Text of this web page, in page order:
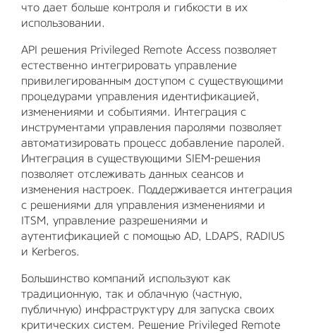
что дает больше контроля и гибкости в их
использовании.
API решения Privileged Remote Access позволяет
естественно интегрировать управление
привилегированным доступом с существующими
процедурами управления идентификацией,
изменениями и событиями. Интеграция с
инструментами управления паролями позволяет
автоматизировать процесс добавление паролей.
Интеграция в существующими SIEM-решения
позволяет отслеживать данных сеансов и
изменения настроек. Поддерживается интеграция
с решениями для управления изменениями и
ITSM, управление разрешениями и
аутентификацией с помощью AD, LDAPS, RADIUS
и Kerberos.
Большинство компаний используют как
традиционную, так и облачную (частную,
публичную) инфраструктуру для запуска своих
критических систем. Решение Privileged Remote